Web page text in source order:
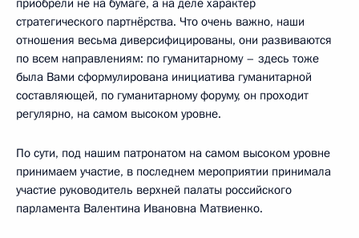
стратегического партнёрства. Что очень важно, наши
отношения весьма диверсифицированы, они развиваются
по всем направлениям: по гуманитарному – здесь тоже
была Вами сформулирована инициатива гуманитарной
составляющей, по гуманитарному форуму, он проходит
регулярно, на самом высоком уровне.
По сути, под нашим патронатом на самом высоком уровне
принимаем участие, в последнем мероприятии принимала
участие руководитель верхней палаты российского
парламента Валентина Ивановна Матвиенко.